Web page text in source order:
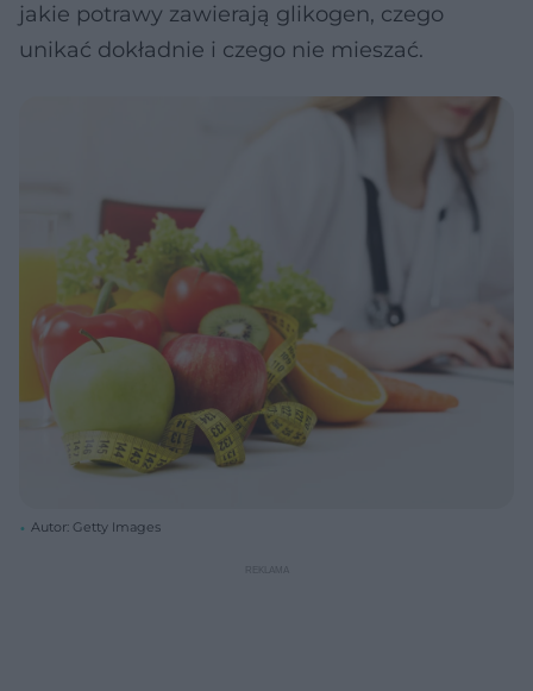
jakie potrawy zawierają glikogen, czego
unikać dokładnie i czego nie mieszać.
Autor: Getty Images